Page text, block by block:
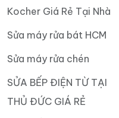
Kocher Giá Rẻ Tại Nhà
Sửa máy rửa bát HCM
Sửa máy rửa chén
SỬA BẾP ĐIỆN TỪ TẠI
THỦ ĐỨC GIÁ RẺ